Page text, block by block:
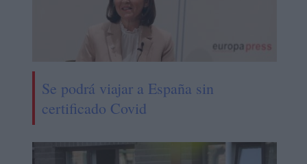
Se podrá viajar a España sin
certificado Covid